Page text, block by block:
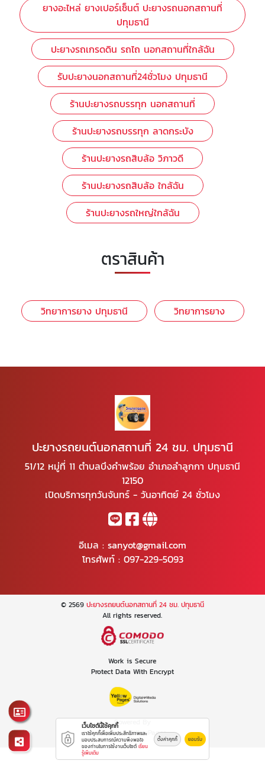
ยางอะไหล่ ยางเปอร์เซ็นต์ ปะยางรถนอกสถานที่
ปทุมธานี
ปะยางรถเกรดดิน รถไถ นอกสถานที่ใกล้ฉัน
รับปะยางนอกสถานที่24ชั่วโมง ปทุมธานี
ร้านปะยางรถบรรทุก นอกสถานที่
ร้านปะยางรถบรรทุก ลาดกระบัง
ร้านปะยางรถสิบล้อ วิภาวดี
ร้านปะยางรถสิบล้อ ใกล้ฉัน
ร้านปะยางรถใหญ่ใกล้ฉัน
ตราสินค้า
วิทยาการยาง ปทุมธานี วิทยาการยาง
ปะยางรถยนต์นอกสถานที่ 24 ชม. ปทุมธานี
51/12 หมู่ที่ 11 ตำบลบึงคำพร้อย อำเภอลำลูกกา ปทุมธานี
12150
เปิดบริการทุกวันจันทร์ - วันอาทิตย์ 24 ชั่วโมง
อีเมล : sanyot@gmail.com
โทรศัพท์ : 097-229-5093
© 2569 ปะยางรถยนต์นอกสถานที่ 24 ชม. ปทุมธานี
All rights reserved.
Work is Secure
Protect Data With Encrypt
Powered By
Thailand YellowPages
เว็บไซต์นี้ใช้คุกกี้
เราใช้คุกกี้เพื่อเพิ่มประสิทธิภาพและ
มอบประสบการณ์ความพึงพอใจ
ของท่านในการใช้งานเว็บไซต์ เรียน
รู้เพิ่มเติม
ตั้งค่าคุกกี้ ยอมรับ